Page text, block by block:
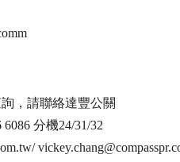
，請聯絡達豐公關
分機24/31/32